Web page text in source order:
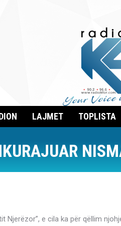
LAJMET TOPLISTA
Njerëzor”, e cila ka për qëllim